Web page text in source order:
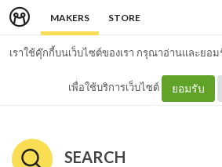
MAKERS STORE
เราใช้คุ๊กกี้บนเว็บไซต์ของเรา กรุณาอ่านและยอม
เพื่อใช้บริการเว็บไซต์ ยอมรับ
SEARCH